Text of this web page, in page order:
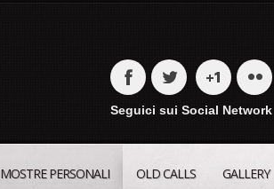
Seguici sui Social Network
MOSTRE PERSONALI OLD CALLS GALLERY